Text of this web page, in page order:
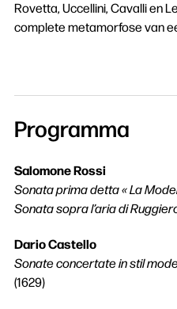
Rovetta, Uccellini, Cavalli en
complete metamorfose van
Programma
Salomone Rossi
Sonata prima detta « La
Sonata sopra l’aria di
Dario Castello
Sonate concertate in stil
(1629)